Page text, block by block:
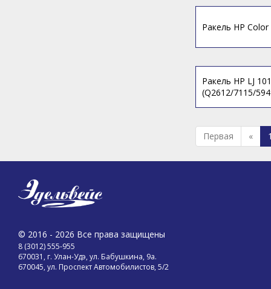
Ракель HP
Ракель HP LJ
(Q2612/7115/
Первая «
© 2016 - 2026 Все права защищены
8 (3012) 555-955
670031, г. Улан-Удэ, ул. Бабушкина, 9а.
670045, ул. Проспект Автомобилистов, 5/2